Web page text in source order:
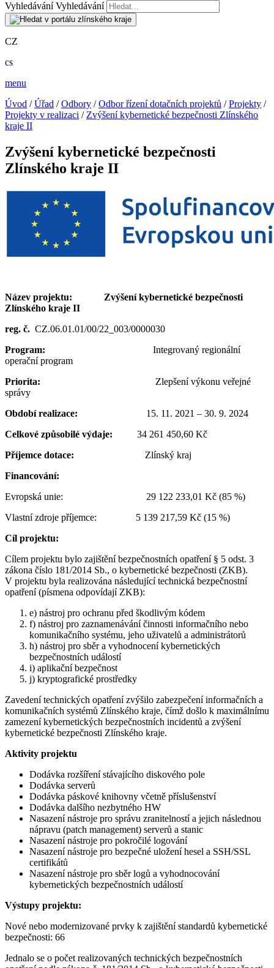
Vyhledávání Vyhledávání
CZ
cs
menu
Úvod /Úřad /Odbory /Odbor řízení dotačních projektů /Projekty /
Projekty v realizaci / Zvýšení kybernetické bezpečnosti Zlínského
kraje II
Zvýšení kybernetické bezpečnosti
Zlínského kraje II
Název projektu: Zvýšení kybernetické bezpečnosti
Zlínského kraje II
reg. č. CZ.06.01.01/00/22_003/0000030
Program: Integrovaný regionální
operační program
Priorita: Zlepšení výkonu veřejné
správy
Období realizace: 15. 11. 2021 – 30. 9. 2024
Celkové způsobilé výdaje: 34 261 450,60 Kč
Příjemce dotace: Zlínský kraj
Financování:
Evropská unie: 29 122 233,01 Kč (85 %)
Vlastní zdroje příjemce: 5 139 217,59 Kč (15 %)
Cíl projektu:
Cílem projektu bylo zajištění bezpečnostních opatření § 5 odst. 3
zákona číslo 181/2014 Sb., o kybernetické bezpečnosti (ZKB).
V projektu byla realizována následující technická bezpečnostní
opatření (písmena odpovídají ZKB):
e) nástroj pro ochranu před škodlivým kódem
f) nástroj pro zaznamenávání činnosti informačního nebo
komunikačního systému, jeho uživatelů a administrátorů
h) nástroj pro sběr a vyhodnocení kybernetických
bezpečnostních událostí
i) aplikační bezpečnost
j) kryptografické prostředky
Zavedení technických opatření zvýšilo zabezpečení informačních a
komunikačních systémů Zlínského kraje, čímž došlo k maximálnímu
zamezení kybernetických bezpečnostních incidentů a zvýšení
kybernetické bezpečnosti Zlínského kraje.
Aktivity projektu
Dodávka rozšíření stávajícího diskového pole
Dodávka serverů
Dodávka páskové knihovny včetně příslušenství
Dodávka dalšího nezbytného HW
Nasazení nástroje pro správu zranitelností a jejich následnou
nápravu (patch management) serverů a stanic
Nasazení nástroje pro pokročilé logování
Nasazení nástroje pro bezpečné uložení hesel a SSH/SSL
certifikátů
Nasazení nástroje pro sběr logů a vyhodnocování
kybernetických bezpečnostních událostí
Výstupy projektu:
Nové nebo modernizované prvky k zajištění standardů kybernetické
bezpečnosti: 66
Jednalo se o počet realizovaných technických bezpečnostních